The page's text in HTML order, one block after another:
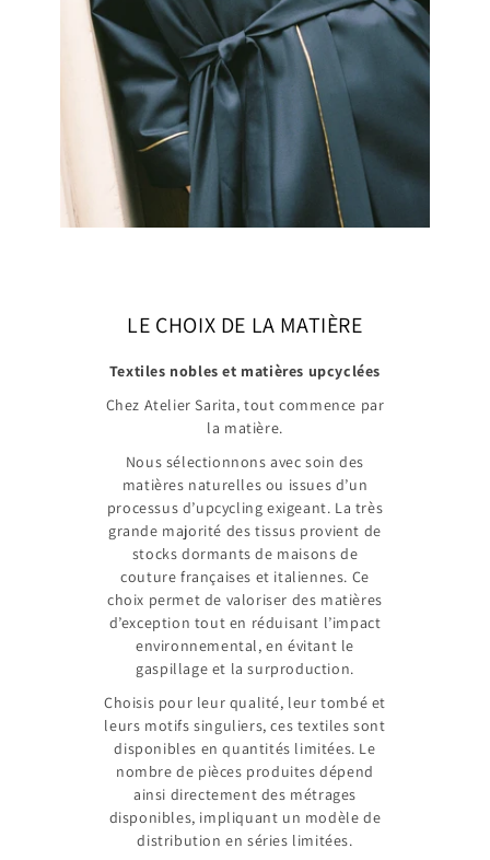
LE CHOIX DE LA MATIÈRE
Textiles nobles et matières upcyclées
Chez Atelier Sarita, tout commence par
la matière.
Nous sélectionnons avec soin des
matières naturelles ou issues d’un
processus d’upcycling exigeant. La très
grande majorité des tissus provient de
stocks dormants de maisons de
couture françaises et italiennes. Ce
choix permet de valoriser des matières
d’exception tout en réduisant l’impact
environnemental, en évitant le
gaspillage et la surproduction.
Choisis pour leur qualité, leur tombé et
leurs motifs singuliers, ces textiles sont
disponibles en quantités limitées. Le
nombre de pièces produites dépend
ainsi directement des métrages
disponibles, impliquant un modèle de
distribution en séries limitées.